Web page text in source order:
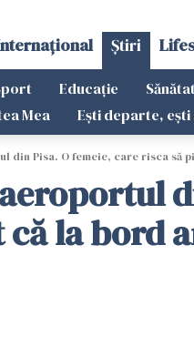
Știri
Educație
Mea
Ești departe, ești
din Pisa. O femeie, care risca să
la bord